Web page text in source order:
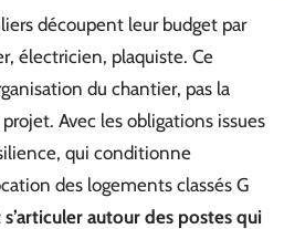
découpent leur budget par
électricien, plaquiste. Ce
du chantier, pas la
Avec les obligations issues
qui conditionne
des logements classés G
autour des postes qui